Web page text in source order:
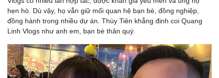
hẹn hò. Dù vậy, họ vẫn giữ mối quan hệ bạn bè, đồng nghiệp,
đồng hành trong nhiều dự án. Thùy Tiên khẳng định coi Quang
Linh Vlogs như anh em, bạn bè thân quý.